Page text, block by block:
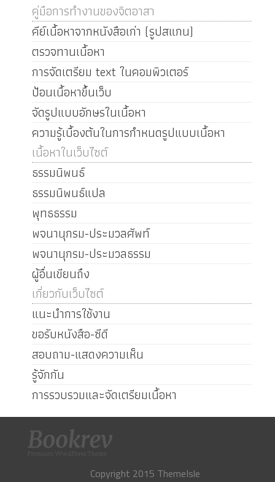
คู่มือการทำงานของจิตอาสา
คีย์เนื้อหาจากหนังสือเก่า (รูปสแกน)
ตรวจทานเนื้อหา
การจัดเตรียม text ในคอมพิวเตอร์
ป้อนเนื้อหาขึ้นเว็บ
จัดรูปแบบอักษรในเนื้อหา
ความรู้เบื้องต้นในการกำหนดรูปแบบเนื้อหา
เนื้อหาในเว็บไซต์
ธรรมนิพนธ์
ธรรมนิพนธ์แปล
พุทธธรรม
พจนานุกรม-ประมวลศัพท์
พจนานุกรม-ประมวลธรรม
ผู้อื่นเขียนถึง
เกี่ยวกับเว็บไซต์
แนะนำการใช้งาน
ขอรับหนังสือ-ซีดี
สอบถาม-แสดงความเห็น
รู้จักกัน
การรวบรวมและจัดเตรียมเนื้อหา
Copyright 2015 ThemeIsle